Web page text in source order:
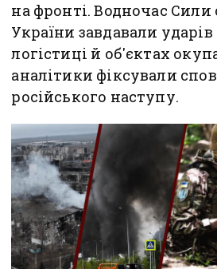
на фронті. Водночас Сили
України завдавали ударів
логістиці й об'єктах
аналітики фіксували
російського наступу.